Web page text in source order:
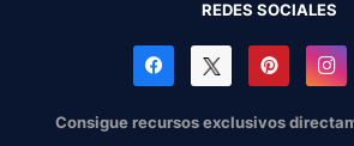
REDES SOCIALES
Consigue recursos exclusivos